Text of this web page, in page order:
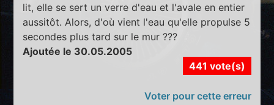
lit, elle se sert un verre d'eau et l'avale en entier
aussitôt. Alors, d'où vient l'eau qu'elle propulse 5
secondes plus tard sur le mur ???
Ajoutée le 30.05.2005
441 vote(s)
Voter pour cette erreur